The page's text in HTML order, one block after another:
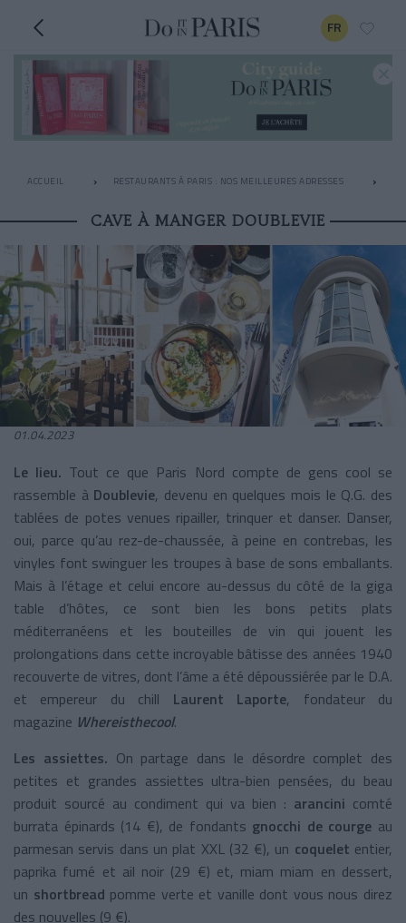
FR
ACCUEIL RESTAURANTS À PARIS : NOS MEILLEURES ADRESSES
CAVE À MANGER DOUBLEVIE
01.04.2023
Le lieu. Tout ce que Paris Nord compte de gens cool se
rassemble à Doublevie, devenu en quelques mois le Q.G. des
tablées de potes venues ripailler, trinquer et danser. Danser,
oui, parce qu’au rez-de-chaussée, à peine en contrebas, les
vinyles font swinguer les troupes à base de sons emballants.
Mais à l’étage et celui encore au-dessus du côté de la giga
table d’hôtes, ce sont bien les bons petits plats
méditerranéens et les bouteilles de vin qui jouent les
prolongations dans cette incroyable bâtisse des années 1940
recouverte de vitres, dont l’âme a été dépoussiérée par le D.A.
et empereur du chill Laurent Laporte, fondateur du
magazine Whereisthecool.
Les assiettes. On partage dans le désordre complet des
petites et grandes assiettes ultra-bien pensées, du beau
produit sourcé au condiment qui va bien : arancini comté
burrata épinards (14 €), de fondants gnocchi de courge au
parmesan servis dans un plat XXL (32 €), un coquelet entier,
paprika fumé et ail noir (29 €) et, miam miam en dessert,
un shortbread pomme verte et vanille dont vous nous direz
des nouvelles (9 €).